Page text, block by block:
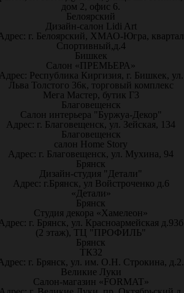
дом 2, офис 6.
Белоярский
Дизайн-салон Lidi Art
г. Белоярский, ХМАО-Югра, квартал
Спортивный,д.4
Бишкек
Салон «ПРЕМЬЕРА»
Республика Киргизия, г. Бишкек, ул.
Льва Толстого 36к, торговый комплекс
Мега Мастер, бутик Г3
Благовещенск
Салон интерьера "Буржуа-Декор"
Адрес: г. Благовещенск, ул. Зейская, 134
Благовещенск
салон Home Story
Адрес: г. Благовещенск, ул. Мухина, 94
Брянск
Дизайн-студия "Детали"
Адрес: г.Брянск, ул Войстроченко д.6
«Детали»
Брянск
Студия декора «Хамелеон»
г. Брянск, ул. Красноармейская д.93б
(2 этаж), ТЦ "ПРОФИЛЬ"
Брянск
ТК32
г. Брянск, ул. им. О.Н. Строкина, д.2.
Великие Луки
Салон-магазин «FORMAT»